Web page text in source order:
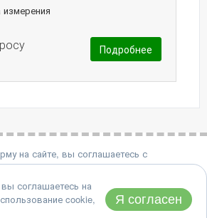
измерения
Подробнее
на сайте, вы соглашаетесь с
Зеленоград, проезд 4922, дом 4, стр.
соглашаетесь на
cookie,
Я согласен